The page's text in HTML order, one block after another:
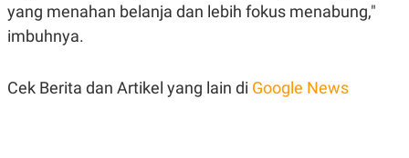
E
A
T
E
N
P
A
D
yang menahan belanja dan lebih fokus menabung,"
imbuhnya.
Cek Berita dan Artikel yang lain di Google News